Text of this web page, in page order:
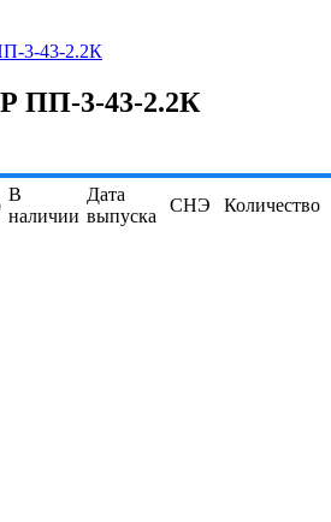
3-43-2.2К
ПП-3-43-2.2К
В
наличии
Дата
выпуска
СНЭ Количество